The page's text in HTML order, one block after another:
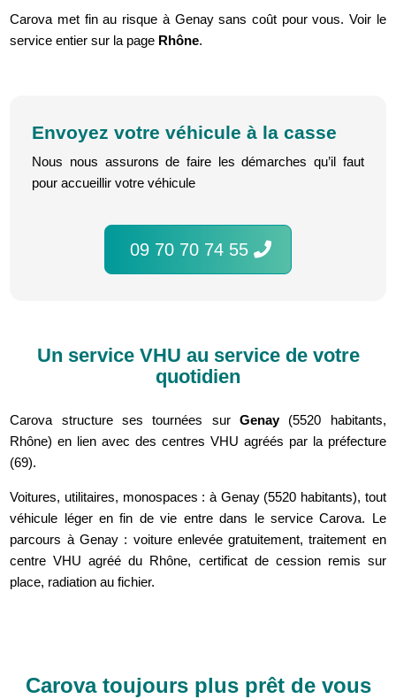
Carova met fin au risque à Genay sans coût pour vous. Voir le
service entier sur la page Rhône.
Envoyez votre véhicule à la casse
Nous nous assurons de faire les démarches qu’il faut
pour accueillir votre véhicule
09 70 70 74 55
Un service VHU au service de votre
quotidien
Carova structure ses tournées surGenay(5520 habitants,
Rhône) en lien avec des centres VHU agréés par la préfecture
(69).
Voitures, utilitaires, monospaces : à Genay (5520 habitants), tout
véhicule léger en fin de vie entre dans le service Carova. Le
parcours à Genay : voiture enlevée gratuitement, traitement en
centre VHU agréé du Rhône, certificat de cession remis sur
place, radiation au fichier.
Carova toujours plus prêt de vous